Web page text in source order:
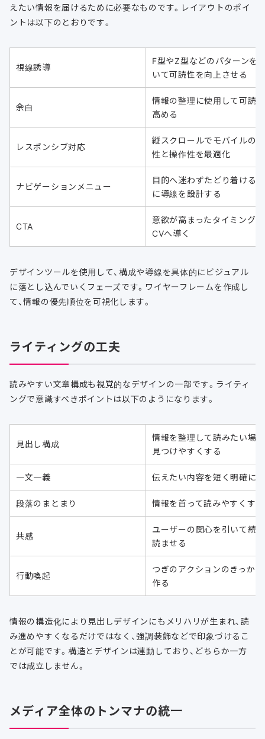
えたい情報を届けるために必要なものです。レイアウトのポイ
ントは以下のとおりです。
視線誘導
F型やZ型などのパターンを
いて可読性を向上させる
余白
情報の整理に使用して可読
高める
レスポンシブ対応
縦スクロールでモバイルの
性と操作性を最適化
ナビゲーションメニュー
目的へ迷わずたどり着ける
に導線を設計する
CTA
意欲が高まったタイミングで
CVへ導く
デザインツールを使用して、構成や導線を具体的にビジュアル
に落とし込んでいくフェーズです。ワイヤーフレームを作成し
て、情報の優先順位を可視化します。
ライティングの工夫
読みやすい文章構成も視覚的なデザインの一部です。ライティ
ングで意識すべきポイントは以下のようになります。
見出し構成
情報を整理して読みたい場
見つけやすくする
一文一義 伝えたい内容を短く明確に
段落のまとまり 情報を首って読みやすくする
共感
ユーザーの関心を引いて続
読ませる
行動喚起
つぎのアクションのきっか
作る
情報の構造化により見出しデザインにもメリハリが生まれ、読
み進めやすくなるだけではなく、強調装飾などで印象づけるこ
とが可能です。構造とデザインは連動しており、どちらか一方
では成立しません。
メディア全体のトンマナの統一